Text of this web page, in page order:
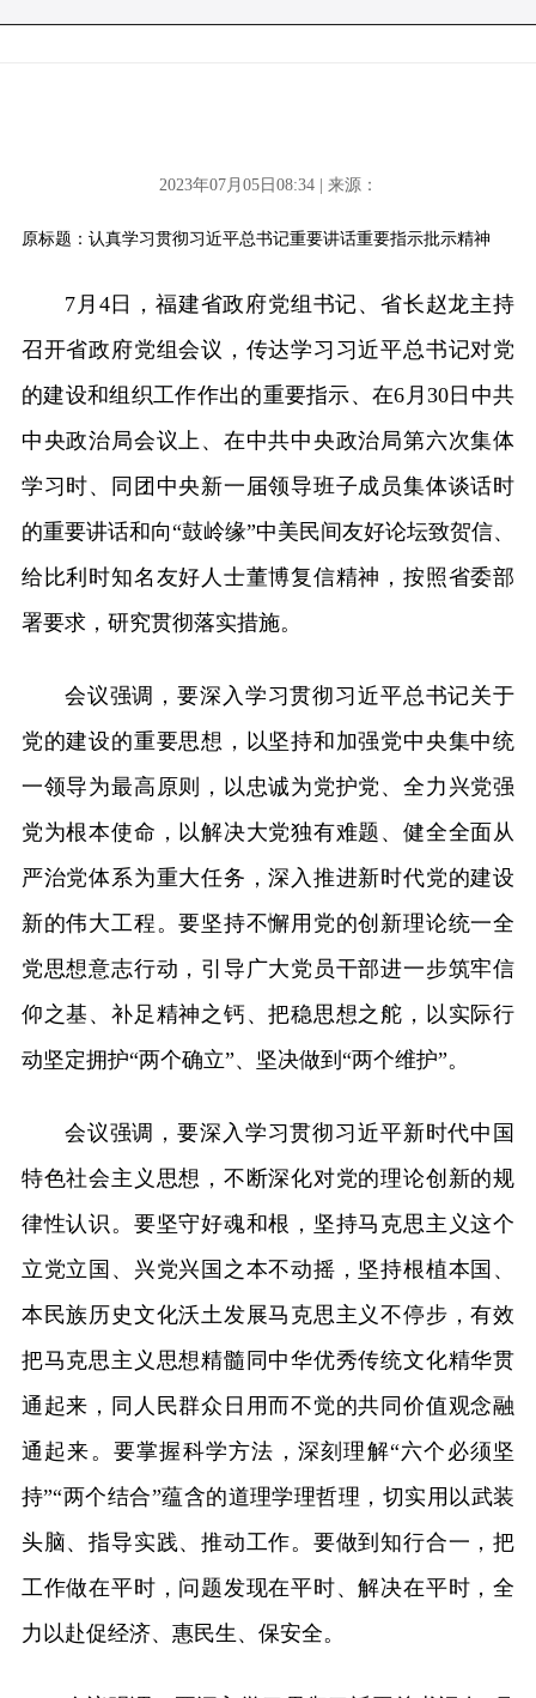
2023年07月05日08:34 | 来源：
原标题：认真学习贯彻习近平总书记重要讲话重要指示批示精神
7月4日，福建省政府党组书记、省长赵龙主持
召开省政府党组会议，传达学习习近平总书记对党
的建设和组织工作作出的重要指示、在6月30日中共
中央政治局会议上、在中共中央政治局第六次集体
学习时、同团中央新一届领导班子成员集体谈话时
的重要讲话和向“鼓岭缘”中美民间友好论坛致贺信、
给比利时知名友好人士董博复信精神，按照省委部
署要求，研究贯彻落实措施。
会议强调，要深入学习贯彻习近平总书记关于
党的建设的重要思想，以坚持和加强党中央集中统
一领导为最高原则，以忠诚为党护党、全力兴党强
党为根本使命，以解决大党独有难题、健全全面从
严治党体系为重大任务，深入推进新时代党的建设
新的伟大工程。要坚持不懈用党的创新理论统一全
党思想意志行动，引导广大党员干部进一步筑牢信
仰之基、补足精神之钙、把稳思想之舵，以实际行
动坚定拥护“两个确立”、坚决做到“两个维护”。
会议强调，要深入学习贯彻习近平新时代中国
特色社会主义思想，不断深化对党的理论创新的规
律性认识。要坚守好魂和根，坚持马克思主义这个
立党立国、兴党兴国之本不动摇，坚持根植本国、
本民族历史文化沃土发展马克思主义不停步，有效
把马克思主义思想精髓同中华优秀传统文化精华贯
通起来，同人民群众日用而不觉的共同价值观念融
通起来。要掌握科学方法，深刻理解“六个必须坚
持”“两个结合”蕴含的道理学理哲理，切实用以武装
头脑、指导实践、推动工作。要做到知行合一，把
工作做在平时，问题发现在平时、解决在平时，全
力以赴促经济、惠民生、保安全。